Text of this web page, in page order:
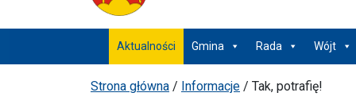
Menu główneAktualności Gmina Rada Wójt
Ścieżka powrotu
Strona główna / Informacje / Tak, potrafię!